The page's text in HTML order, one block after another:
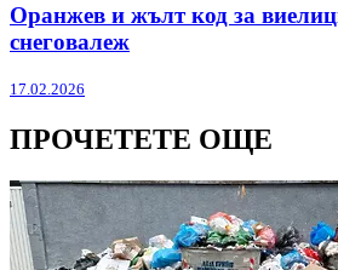
Оранжев и жълт код за
снеговалеж
17.02.2026
ПРОЧЕТЕТЕ ОЩЕ